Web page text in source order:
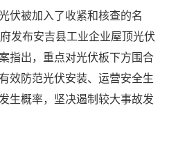
伏被加入了收紧和核查的名
发布安吉县工业企业屋顶光伏
指出，重点对光伏板下方围合
效防范光伏安装、运营安全生
生概率，坚决遏制较大事故发